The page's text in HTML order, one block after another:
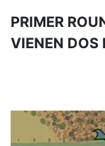
PRIMER
VIENEN DOS